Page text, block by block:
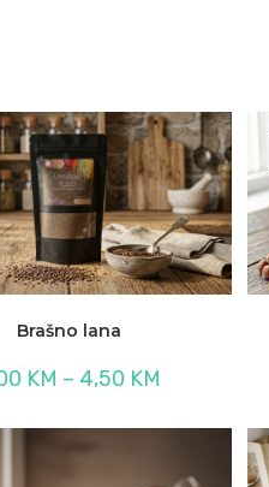
Brašno lana
KM – 4,50 KM
2,00 KM